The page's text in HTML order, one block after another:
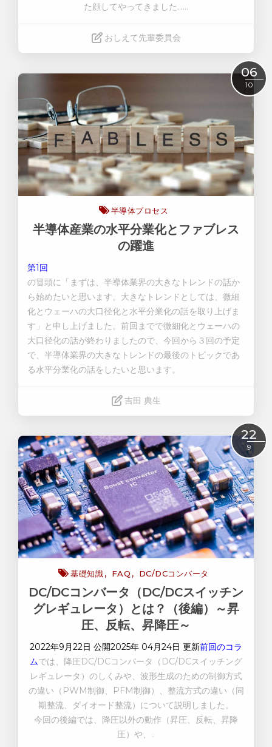
た顔してやってきました……
おしえて先輩委員会
06
10
半導体プロセス
半導体産業の水平分業化とファブレス
の躍進
第1回
の冒頭に「まずは、半導体業界の大きなトレンドの話か
ら始めたいと思います。大きなトレンドとしては、微細
化とウェーハの大口径化と水平分業化の話を取り上げま
す」と申し上げました。前回までで微細化とウェーハの
大口径化の話が終わりましたので、今回から３回の予定
で、半導体業界の大きなトレンドの最後のトピックであ
る水平分業化の話をしたいと思います。
吉田 典生
22
9
基礎知識 FAQ DC/DCコンバータ
DC/DCコンバータ（DC/DCスイッチン
グレギュレータ）とは？（後編）～昇
圧、反転、昇降圧～
2022年9月22日 公開2025年 04月24日 更新前回のコラ
ムでは、降圧DC/DCコンバータ（DC/DCスイッチング
レギュレータ）のしくみや、波形生成のための制御方式
の違い（ PWM制御、 PFM制御）、整流方式の違い（同
期整流、ダイオード整流）について説明しました。
今回の後編では、降圧以外の動作（昇圧、反転、昇降
圧）や、 ..